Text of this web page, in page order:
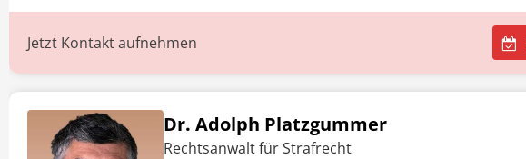
Jetzt Kontakt aufnehmen
Dr. Adolph Platzgummer
Rechtsanwalt für Strafrecht